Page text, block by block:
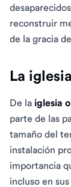
reconstruir
de la gracia
La iglesia
De la iglesia
parte de las
tamaño del
instalación
importancia
incluso en